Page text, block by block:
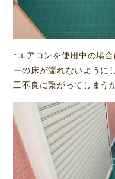
↑エアコンを使用中の場
ーの床が濡れないように
工不良に繋がってしまう